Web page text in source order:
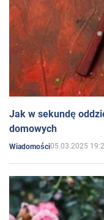
Jak w sekundę
domowych
Wiadomości05.03.2025